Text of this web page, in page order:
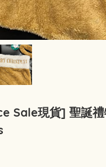
Sale現貨] 聖誕